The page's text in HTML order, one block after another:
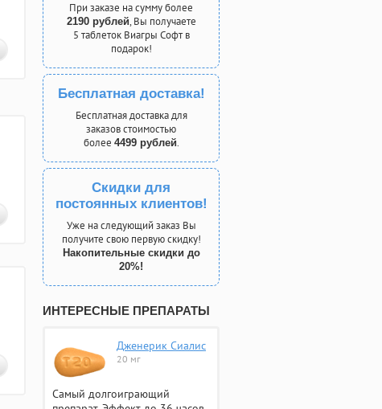
При заказе на сумму более
2190 рублей, Вы получаете
5 таблеток Виагры Софт в
подарок!
Бесплатная доставка!
Бесплатная доставка для
заказов стоимостью
более 4499 рублей.
Скидки для
постоянных клиентов!
Уже на следующий заказ Вы
получите свою первую скидку!
Накопительные скидки до
20%!
ИНТЕРЕСНЫЕ ПРЕПАРАТЫ
Дженерик Сиалис
20 мг
Самый долгоиграющий